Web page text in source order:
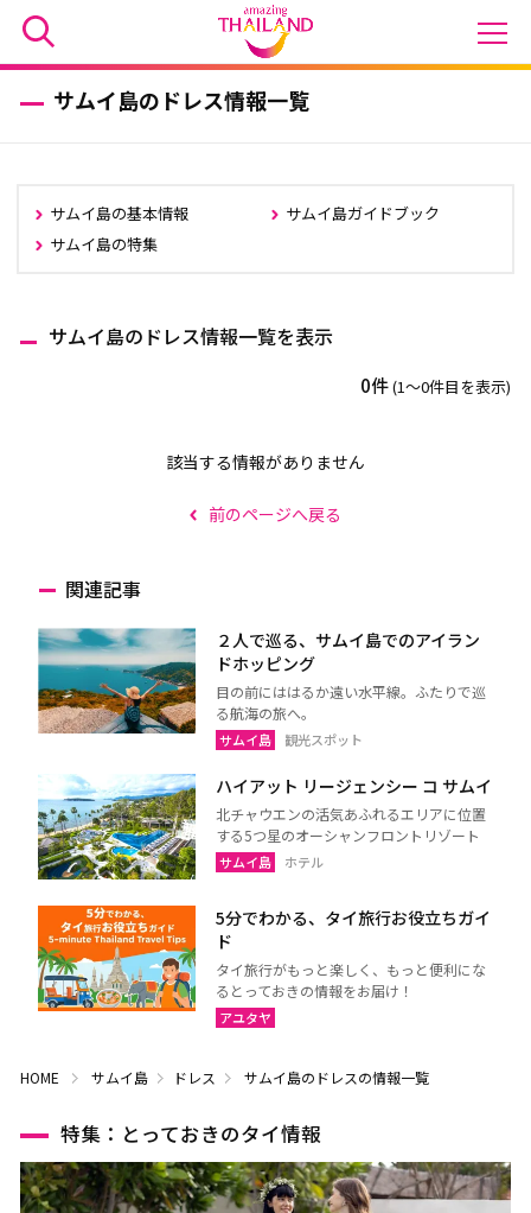
サムイ島のドレス情報一覧
サムイ島の基本情報
サムイ島ガイドブック
サムイ島の特集
サムイ島のドレス情報一覧を表示
0件(1〜0件目を表示)
該当する情報がありません
前のページへ戻る
関連記事
２人で巡る、サムイ島でのアイラン
ドホッピング
目の前にははるか遠い水平線。ふたりで巡
る航海の旅へ。
サムイ島 観光スポット
ハイアット リージェンシー コ サムイ
北チャウエンの活気あふれるエリアに位置
する5つ星のオーシャンフロントリゾート
サムイ島 ホテル
5分でわかる、タイ旅行お役立ちガイ
ド
タイ旅行がもっと楽しく、もっと便利にな
るとっておきの情報をお届け！
アユタヤ
HOME サムイ島 ドレス サムイ島のドレスの情報一覧
特集：とっておきのタイ情報